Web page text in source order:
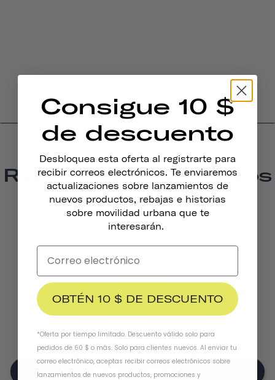
Reseñas De Productos
4.0
0
0
Write A Review
Consigue 10 $
de descuento
Desbloquea esta oferta al registrarte para
recibir correos electrónicos. Te enviaremos
actualizaciones sobre lanzamientos de
nuevos productos, rebajas e historias
sobre movilidad urbana que te
interesarán.
OBTÉN 10 $ DE DESCUENTO
*Oferta por tiempo limitado. Descuento válido solo para
pedidos de 60 $ o más. Solo para clientes nuevos. Al enviar tu
correo electrónico, aceptas recibir correos electrónicos sobre
lanzamientos de nuevos productos, promociones y